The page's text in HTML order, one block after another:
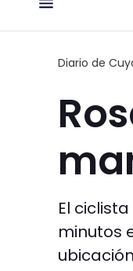
Diario de
El
minutos